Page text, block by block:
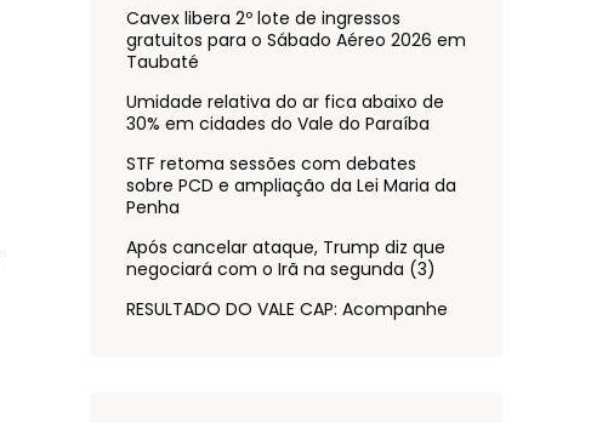
Cavex libera 2º lote de ingressos
gratuitos para o Sábado Aéreo 2026 em
Taubaté
Umidade relativa do ar fica abaixo de
30% em cidades do Vale do Paraíba
STF retoma sessões com debates
sobre PCD e ampliação da Lei Maria da
Penha
Após cancelar ataque, Trump diz que
negociará com o Irã na segunda (3)
RESULTADO DO VALE CAP: Acompanhe